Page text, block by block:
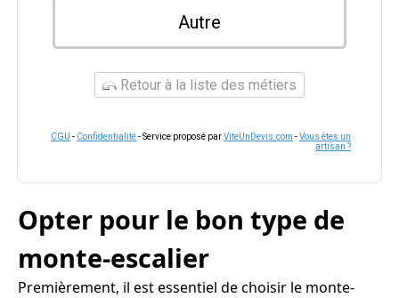
Autre
Retour à la liste des métiers
CGU - Confidentialité- Service proposé parViteUnDevis.com -Vous êtes un
artisan ?
Opter pour le bon type de
monte-escalier
Premièrement, il est essentiel de choisir le monte-